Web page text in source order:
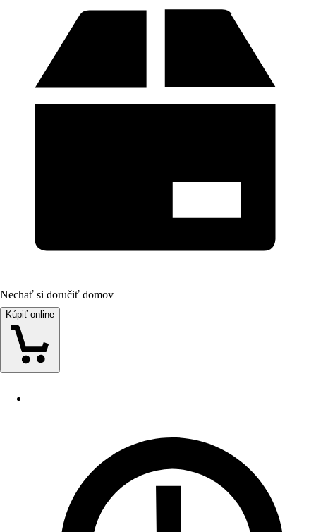
Nechať si doručiť domov
Kúpiť online